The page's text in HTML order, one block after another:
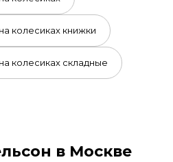
колесиках книжки
колесиках складные
в Москве